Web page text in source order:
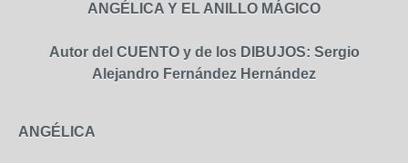
ANGÉLICA Y EL ANILLO MÁGICO
Autor del CUENTO y de los DIBUJOS: Sergio
Alejandro Fernández Hernández
ANGÉLICA